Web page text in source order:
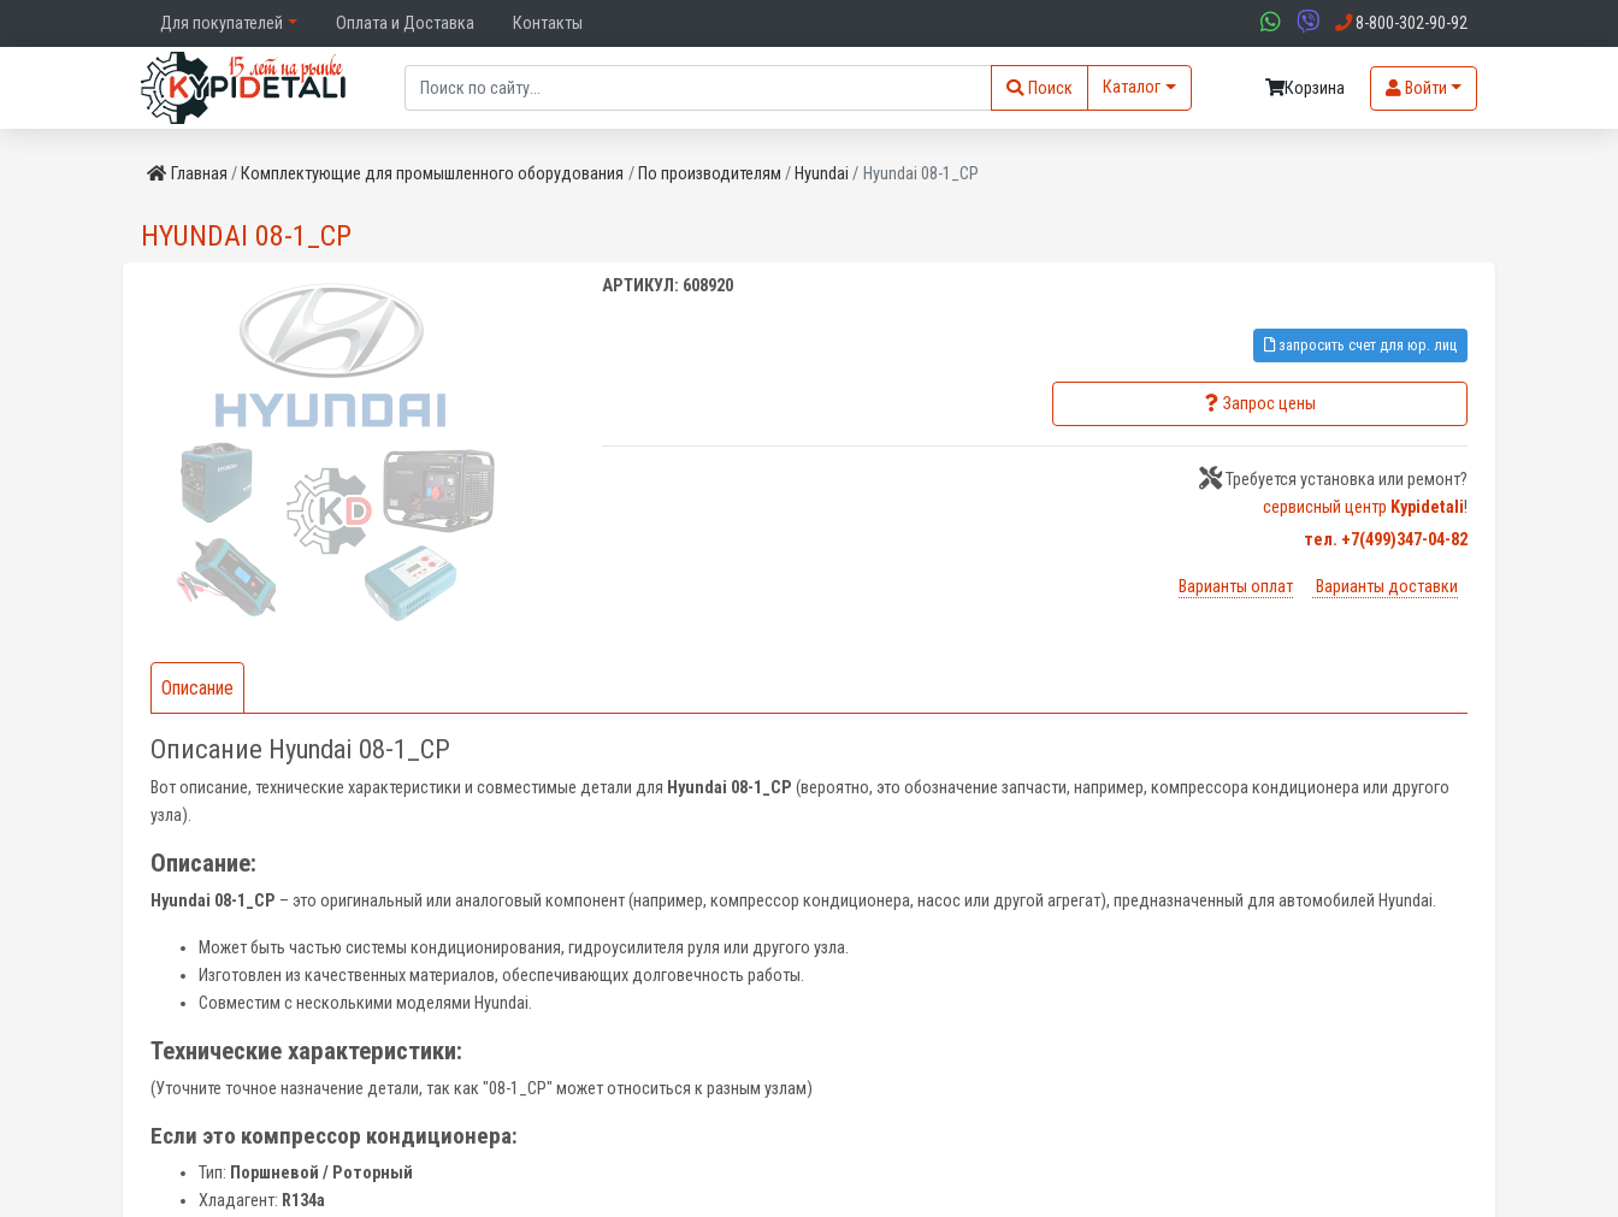
Для покупателей Оплата и Доставка Контакты 8-800-302-90-92
Поиск Каталог Корзина Войти
Главная Комплектующие для промышленного оборудования По производителям Hyundai Hyundai 08-1_CP
HYUNDAI 08-1_CP
АРТИКУЛ: 608920
запросить счет для юр. лиц
Запрос цены
Требуется установка или ремонт?
сервисный центр Kypidetali!
тел. +7(499)347-04-82
Варианты оплат Варианты доставки
Описание
Описание Hyundai 08-1_CP
Вот описание, технические характеристики и совместимые детали для Hyundai 08-1_CP (вероятно, это обозначение запчасти, например, компрессора кондиционера или другого
узла).
Описание:
Hyundai 08-1_CP – это оригинальный или аналоговый компонент (например, компрессор кондиционера, насос или другой агрегат), предназначенный для автомобилей Hyundai.
Может быть частью системы кондиционирования, гидроусилителя руля или другого узла.
Изготовлен из качественных материалов, обеспечивающих долговечность работы.
Совместим с несколькими моделями Hyundai.
Технические характеристики:
(Уточните точное назначение детали, так как "08-1_CP" может относиться к разным узлам)
Если это компрессор кондиционера:
Тип: Поршневой / Роторный
Хладагент: R134a